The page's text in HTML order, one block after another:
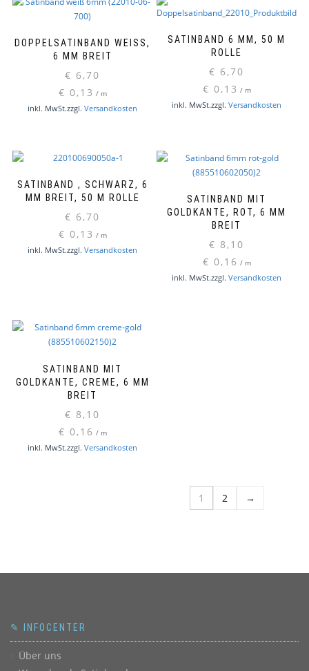
DOPPELSATINBAND WEISS, 6
MM BREIT
€ 6,70
€ 0,13 / m
inkl. MwSt.zzgl. Versandkosten
SATINBAND 6 MM, 50 M
ROLLE
€ 6,70
€ 0,13 / m
inkl. MwSt.zzgl. Versandkosten
SATINBAND , SCHWARZ, 6
MM BREIT, 50 M ROLLE
€ 6,70
€ 0,13 / m
inkl. MwSt.zzgl. Versandkosten
SATINBAND MIT
GOLDKANTE, ROT, 6 MM
BREIT
€ 8,10
€ 0,16 / m
inkl. MwSt.zzgl. Versandkosten
SATINBAND MIT
GOLDKANTE, CREME, 6 MM
BREIT
€ 8,10
€ 0,16 / m
inkl. MwSt.zzgl. Versandkosten
1 2 →
✎ INFOCENTER
Über uns